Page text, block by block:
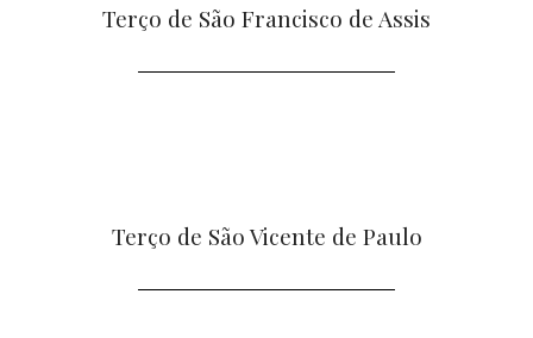
Terço de São Francisco de Assis
Terço de São Vicente de Paulo